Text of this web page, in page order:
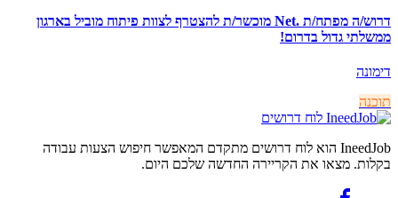
דרוש/ה מפתח/ת .Net מוכשר/ת להצטרף לצוות פיתוח מוביל בארגון
ממשלתי גדול בדרום!
דימונה
תוכנה
לוח דרושים
IneedJob הוא לוח דרושים מתקדם המאפשר חיפוש הצעות עבודה
בקלות. מצאו את הקריירה החדשה שלכם היום.